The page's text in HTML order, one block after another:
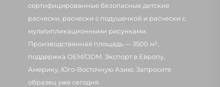
сертифицированные безопасные детские
расчески, расчески с подушечкой и расчески с
мультипликационными рисунками.
Производственная площадь — 3500 м²,
поддержка OEM/ODM. Экспорт в Европу,
Америку, Юго-Восточную Азию. Запросите
образец уже сегодня.